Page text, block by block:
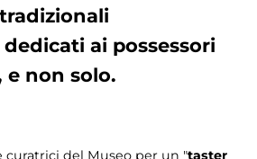
ai possessori
e non solo.
del Museo per un "taster